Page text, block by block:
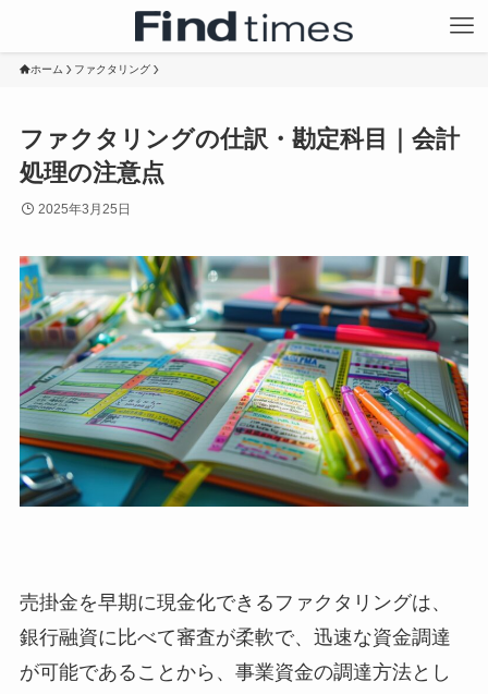
ホーム ファクタリング
ファクタリングの仕訳・勘定科目｜会計
処理の注意点
2025年3月25日
売掛金を早期に現金化できるファクタリングは、
銀行融資に比べて審査が柔軟で、迅速な資金調達
が可能であることから、事業資金の調達方法とし